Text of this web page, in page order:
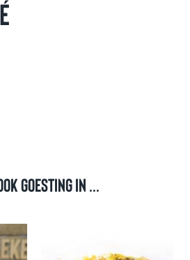
goesting in ...